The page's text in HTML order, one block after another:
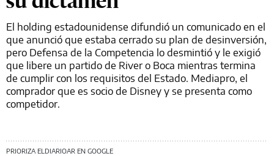
El holding estadounidense difundió un comunicado en el
que anunció que estaba cerrado su plan de desinversión,
pero Defensa de la Competencia lo desmintió y le exigió
que libere un partido de River o Boca mientras termina
de cumplir con los requisitos del Estado. Mediapro, el
comprador que es socio de Disney y se presenta como
competidor.
PRIORIZA ELDIARIOAR EN GOOGLE